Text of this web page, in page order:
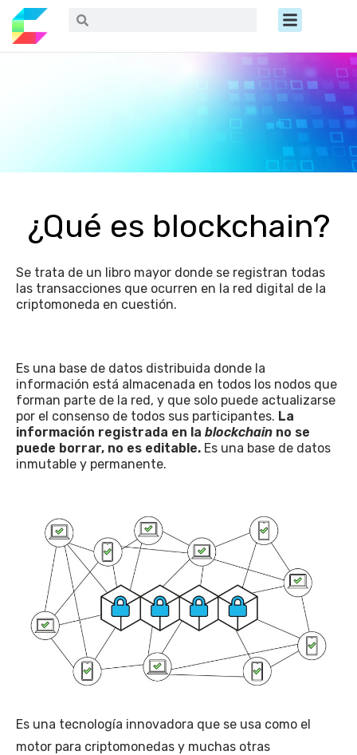
contenido
Buscar Menú
¿Qué es blockchain?
Se trata de un libro mayor donde se registran todas
las transacciones que ocurren en la red digital de la
criptomoneda en cuestión.
Es una base de datos distribuida donde la
información está almacenada en todos los nodos que
forman parte de la red, y que solo puede actualizarse
por el consenso de todos sus participantes. La
información registrada en la blockchain no se
puede borrar, no es editable. Es una base de datos
inmutable y permanente.
Es una tecnología innovadora que se usa como el
motor para criptomonedas y muchas otras